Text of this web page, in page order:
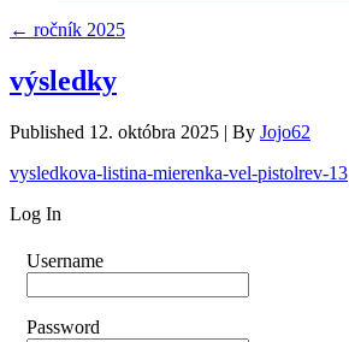
← ročník 2025
výsledky
Published 12. októbra 2025 | By Jojo62
vysledkova-listina-mierenka-vel-pistolrev-13
Log In
Username
Password